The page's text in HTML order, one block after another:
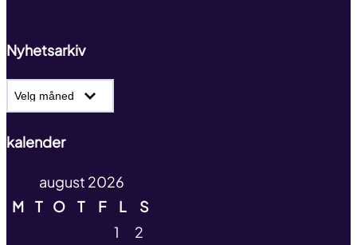
Nyhetsarkiv
Nyhetsarkiv
kalender
august 2026
M
T O T F L
S
1
2